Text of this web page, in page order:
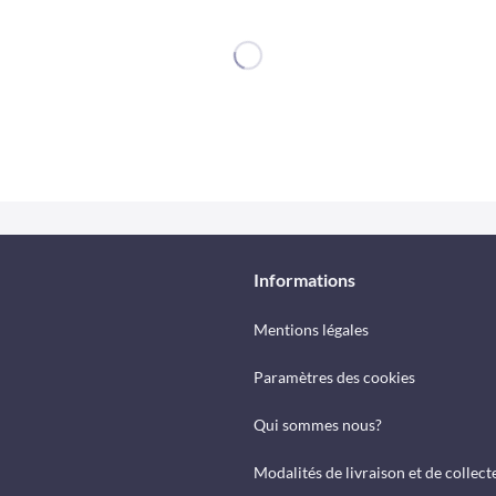
Informations
Mentions légales
Paramètres des cookies
Qui sommes nous?
Modalités de livraison et de